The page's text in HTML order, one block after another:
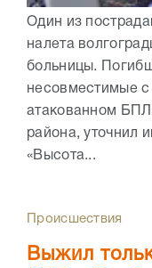
Один из
налета
больницы.
несовместимые
атакованном
района, уточнил
«Высота...
Происшествия
Выжил